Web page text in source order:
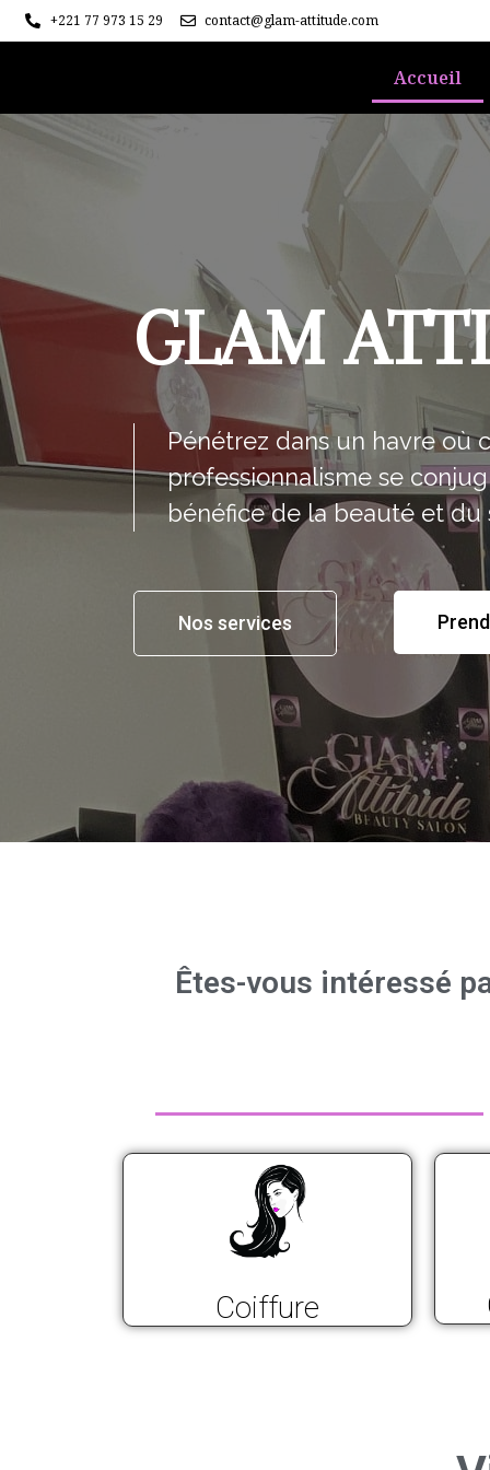
+221 77 973 15 29 contact@glam-attitude.com
Accueil
GLAM
Pénétrez dans un havre où
professionnalisme se
bénéfice de la beauté et du
Nos services
Êtes-vous intéressé
Coiffure